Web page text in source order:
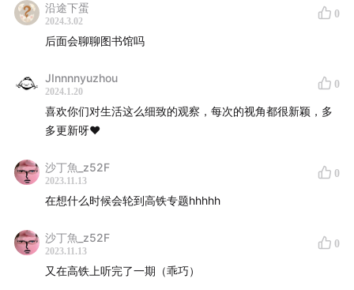
👀 关于我们：
微信公众号：@环形散步circularstroll
小红书：环形散步
邮箱： www.circularstroll@outlook.com
沿途下蛋
2024.3.02
0
后面会聊聊图书馆吗
JInnnnyuzhou
2024.1.20
0
喜欢你们对生活这么细致的观察，每次的视角都很新颖，多
多更新呀❤️
沙丁魚_z52F
2023.11.13
0
在想什么时候会轮到高铁专题hhhhh
沙丁魚_z52F
2023.11.13
0
又在高铁上听完了一期（乖巧）